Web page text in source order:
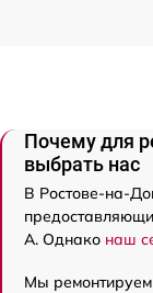
Почему для
выбрать нас
В Ростове-на-
A. Однако наш
Мы